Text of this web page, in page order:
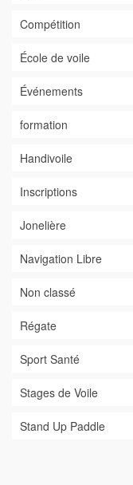
Compétition
École de voile
Événements
formation
Handivoile
Inscriptions
Jonelière
Navigation Libre
Non classé
Régate
Sport Santé
Stages de Voile
Stand Up Paddle